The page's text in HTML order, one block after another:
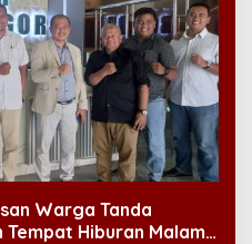
Warga Tanda
Hiburan Malam